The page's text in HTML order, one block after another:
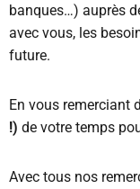
banques…) auprès
avec vous, les
future.
En vous remerciant
!) de votre temps
Avec tous nos